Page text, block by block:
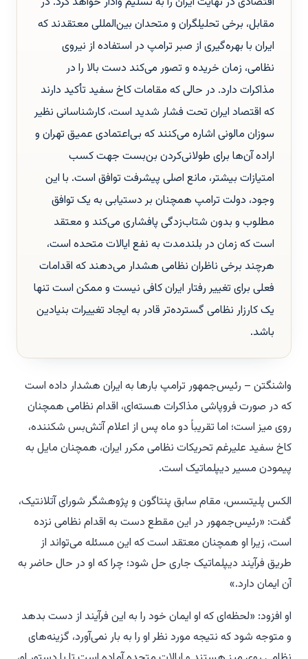
مقابل، برخی تحلیلگران و متحدان بین‌المللی معتقدند که
ایران با بهره‌گیری از صبر ترامپ در استفاده از نیروی
نظامی، زمان خریده و تصور می‌کند دست بالا را در
مذاکرات دارد. در حالی که مقامات کاخ سفید تأکید دارند
که اقتصاد ایران تحت فشار شدید است، کارشناسانی نظیر
سوزان مالونی اشاره می‌کنند که بی‌اعتمادی عمیق تهران و
اراده آن‌ها برای طولانی‌کردن بن‌بست جهت کسب
امتیازات بیشتر، مانع اصلی پیشرفت توافق است. با این
وجود، دولت ترامپ همچنان بر دستیابی به یک توافق
مطلوب و بدون شتاب‌زدگی پافشاری می‌کند و معتقد
است که زمان در بلندمدت به نفع ایالات متحده است،
هرچند برخی ناظران نظامی هشدار می‌دهند که اقدامات
فعلی برای تغییر رفتار ایران کافی نیست و ممکن است تنها
یک کارزار نظامی گسترده‌تر قادر به ایجاد تغییرات بنیادین
باشد.
واشنگتن – رئیس‌جمهور ترامپ بارها به ایران هشدار داده است
که در صورت فروپاشی مذاکرات هسته‌ای، اقدام نظامی همچنان
روی میز است؛ اما تقریباً دو ماه پس از اعلام آتش‌بس شکننده،
کاخ سفید علیرغم تحریکات نظامی مکرر ایران، همچنان مایل به
پیمودن مسیر دیپلماتیک است.
الکس پلیتسس، مقام سابق پنتاگون و پژوهشگر شورای آتلانتیک،
گفت: «رئیس‌جمهور در این مقطع دست به اقدام نظامی نزده
است، زیرا او همچنان معتقد است که این مسئله می‌تواند از
طریق فرآیند دیپلماتیک جاری حل شود؛ چرا که او در حال حاضر به
آن ایمان دارد.»
او افزود: «لحظه‌ای که او ایمان خود را به این فرآیند از دست بدهد
و متوجه شود که نتیجه مورد نظر او را به بار نمی‌آورد، گزینه‌های